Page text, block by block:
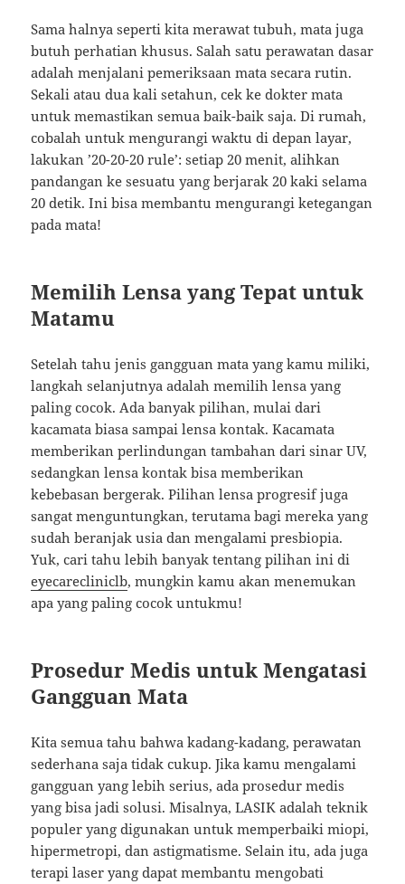
Sama halnya seperti kita merawat tubuh, mata juga
butuh perhatian khusus. Salah satu perawatan dasar
adalah menjalani pemeriksaan mata secara rutin.
Sekali atau dua kali setahun, cek ke dokter mata
untuk memastikan semua baik-baik saja. Di rumah,
cobalah untuk mengurangi waktu di depan layar,
lakukan ’20-20-20 rule’: setiap 20 menit, alihkan
pandangan ke sesuatu yang berjarak 20 kaki selama
20 detik. Ini bisa membantu mengurangi ketegangan
pada mata!
Memilih Lensa yang Tepat untuk
Matamu
Setelah tahu jenis gangguan mata yang kamu miliki,
langkah selanjutnya adalah memilih lensa yang
paling cocok. Ada banyak pilihan, mulai dari
kacamata biasa sampai lensa kontak. Kacamata
memberikan perlindungan tambahan dari sinar UV,
sedangkan lensa kontak bisa memberikan
kebebasan bergerak. Pilihan lensa progresif juga
sangat menguntungkan, terutama bagi mereka yang
sudah beranjak usia dan mengalami presbiopia.
Yuk, cari tahu lebih banyak tentang pilihan ini di
eyecarecliniclb, mungkin kamu akan menemukan
apa yang paling cocok untukmu!
Prosedur Medis untuk Mengatasi
Gangguan Mata
Kita semua tahu bahwa kadang-kadang, perawatan
sederhana saja tidak cukup. Jika kamu mengalami
gangguan yang lebih serius, ada prosedur medis
yang bisa jadi solusi. Misalnya, LASIK adalah teknik
populer yang digunakan untuk memperbaiki miopi,
hipermetropi, dan astigmatisme. Selain itu, ada juga
terapi laser yang dapat membantu mengobati